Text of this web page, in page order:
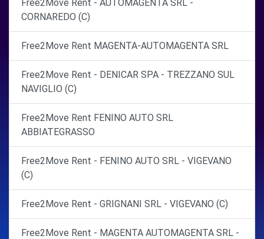
Free2Move Rent - AUTOMAGENTA SRL -
CORNAREDO (C)
Free2Move Rent MAGENTA-AUTOMAGENTA SRL
Free2Move Rent - DENICAR SPA - TREZZANO SUL
NAVIGLIO (C)
Free2Move Rent FENINO AUTO SRL
ABBIATEGRASSO
Free2Move Rent - FENINO AUTO SRL - VIGEVANO
(C)
Free2Move Rent - GRIGNANI SRL - VIGEVANO (C)
Free2Move Rent - MAGENTA AUTOMAGENTA SRL -